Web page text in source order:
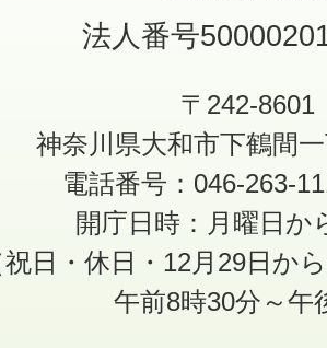
法人番号
〒242-8601
神奈川県大和市下鶴間
電話番号：046-263-
開庁日時：月曜日か
祝日・休日・12月29日か
午前8時30分～午